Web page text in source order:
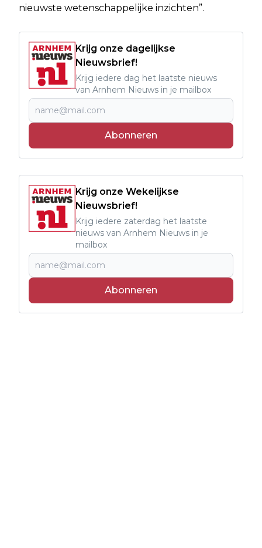
nieuwste wetenschappelijke inzichten”.
Krijg onze dagelijkse
Nieuwsbrief!
Krijg iedere dag het laatste nieuws
van Arnhem Nieuws in je mailbox
Abonneren
Krijg onze Wekelijkse
Nieuwsbrief!
Krijg iedere zaterdag het laatste
nieuws van Arnhem Nieuws in je
mailbox
Abonneren